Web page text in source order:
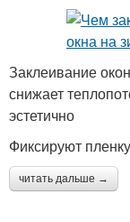
Заклеивание
снижает
эстетично
Фиксируют
читать дальше →